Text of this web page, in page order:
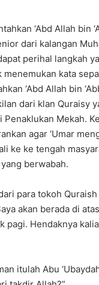
‘Abd Allah bin
dari kalangan
perihal langkah
kata
‘Abd Allah bin
dari klan Quraisy
Penaklukan Mekah.
agar ‘Umar
ke ke tengah
berwabah.
para tokoh Quraish
akan berada di
pagi. Hendaknya
itulah Abu